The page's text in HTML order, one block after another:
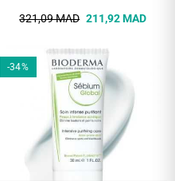
321,09 MAD 211,92 MAD
-34%